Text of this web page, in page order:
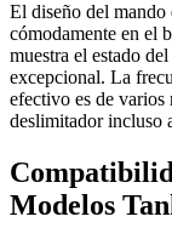
El diseño del mando
cómodamente en el
muestra el estado
excepcional. La
efectivo es de varios
deslimitador incluso
Modelos